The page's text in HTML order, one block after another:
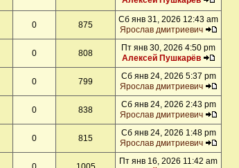
0 875
Сб янв 31, 2026 12:43 am
Ярослав дмитриевич
0 808
Пт янв 30, 2026 4:50 pm
Алексей Пушкарёв
0 799
Сб янв 24, 2026 5:37 pm
Ярослав дмитриевич
0 838
Сб янв 24, 2026 2:43 pm
Ярослав дмитриевич
0 815
Сб янв 24, 2026 1:48 pm
Ярослав дмитриевич
Пт янв 16, 2026 11:42 am